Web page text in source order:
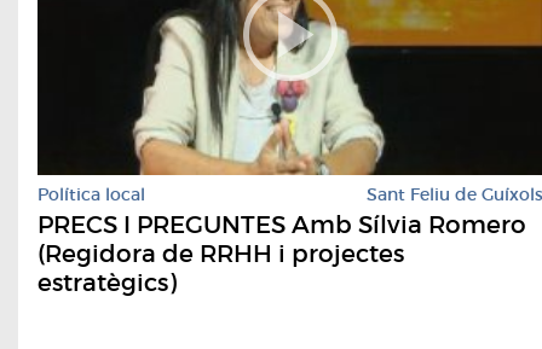
Política local Sant Feliu de Guíxols
PRECS I PREGUNTES Amb Sílvia Romero
(Regidora de RRHH i projectes
estratègics)